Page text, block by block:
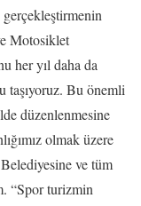
Motosiklet
her yıl daha da
taşıyoruz. Bu önemli
düzenlenmesine
olmak üzere
ve tüm
“Spor turizmin